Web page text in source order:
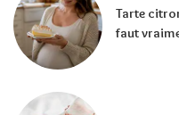
Tarte
faut